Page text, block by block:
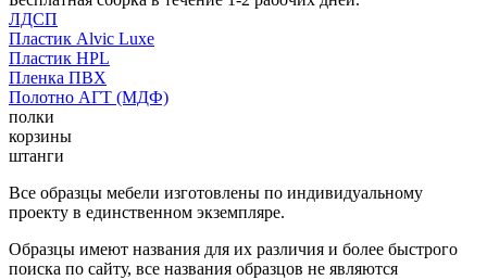
ЛДСП
Пластик Alvic Luxe
Пластик HPL
Пленка ПВХ
Полотно АГТ (МДФ)
полки
корзины
штанги
Все образцы мебели изготовлены по индивидуальному
проекту в единственном экземпляре.
Образцы имеют названия для их различия и более быстрого
поиска по сайту, все названия образцов не являются